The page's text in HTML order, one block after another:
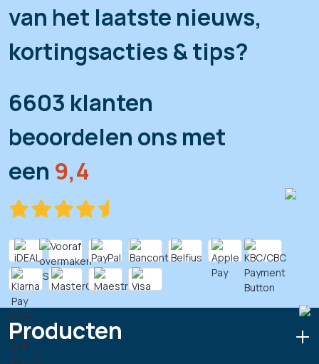
van het laatste nieuws,
kortingsacties & tips?
6603 klanten
beoordelen ons met
een 9,4
Producten